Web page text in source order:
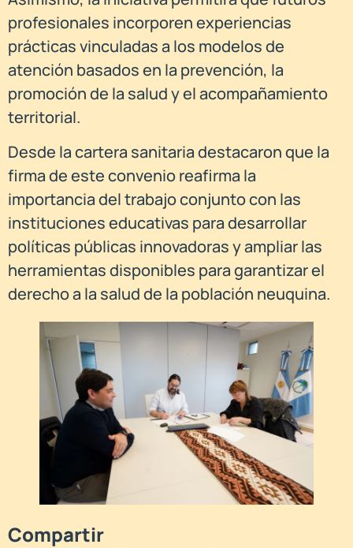
profesionales incorporen experiencias
prácticas vinculadas a los modelos de
atención basados en la prevención, la
promoción de la salud y el acompañamiento
territorial.
Desde la cartera sanitaria destacaron que la
firma de este convenio reafirma la
importancia del trabajo conjunto con las
instituciones educativas para desarrollar
políticas públicas innovadoras y ampliar las
herramientas disponibles para garantizar el
derecho a la salud de la población neuquina.
Compartir